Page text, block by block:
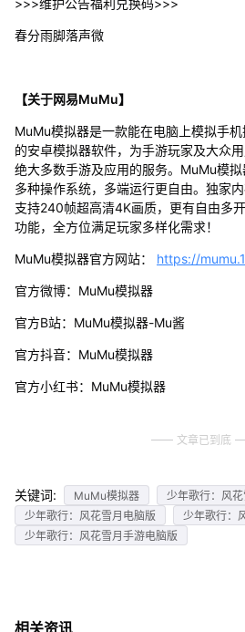
>>>维护公告福利兑换码>>>
春分雨脚落声微
【关于网易MuMu】
MuMu模拟器是一款能在电脑上模拟手
的安卓模拟器软件，为手游玩家及大众
绝大多数手游及应用的服务。MuMu模
多种操作系统，多端运行更自由。独家
支持240帧超高清4K画质，更有自由多
功能，全方位满足玩家多样化需求！
MuMu模拟器官方网站： https://
官方微博：MuMu模拟器
官方B站：MuMu模拟器-Mu酱
官方抖音：MuMu模拟器
官方小红书：MuMu模拟器
文章已到底
关键词: MuMu模拟器
少年歌行：风花
少年歌行：风花雪月电脑版
少年歌行：
少年歌行：风花雪月手游电脑版